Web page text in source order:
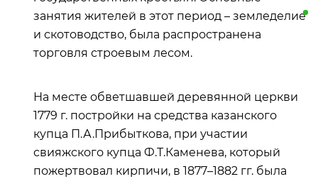
занятия жителей в этот период – земледелие
и скотоводство, была распространена
торговля строевым лесом.
На месте обветшавшей деревянной церкви
1779 г. постройки на средства казанского
купца П.А.Прибыткова, при участии
свияжского купца Ф.Т.Каменева, который
пожертвовал кирпичи, в 1877–1882 гг. была